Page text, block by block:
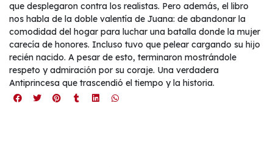
que desplegaron contra los realistas. Pero además, el libro
nos habla de la doble valentía de Juana: de abandonar la
comodidad del hogar para luchar una batalla donde la mujer
carecía de honores. Incluso tuvo que pelear cargando su hijo
recién nacido. A pesar de esto, terminaron mostrándole
respeto y admiración por su coraje. Una verdadera
Antiprincesa que trascendió el tiempo y la historia.